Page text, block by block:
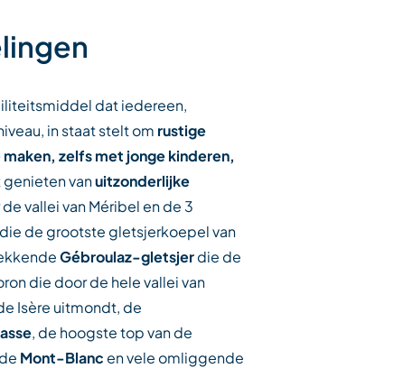
dat iedereen,
in staat stelt om rustige
zelfs met jonge kinderen,
genieten vanuitzonderlijke
vallei van Méribel en de 3
de grootste gletsjerkoepel van
Gébroulaz-gletsjerdie de
die door de hele vallei van
Isère uitmondt, de
, de hoogste top van de
Mont-Blancen vele omliggende